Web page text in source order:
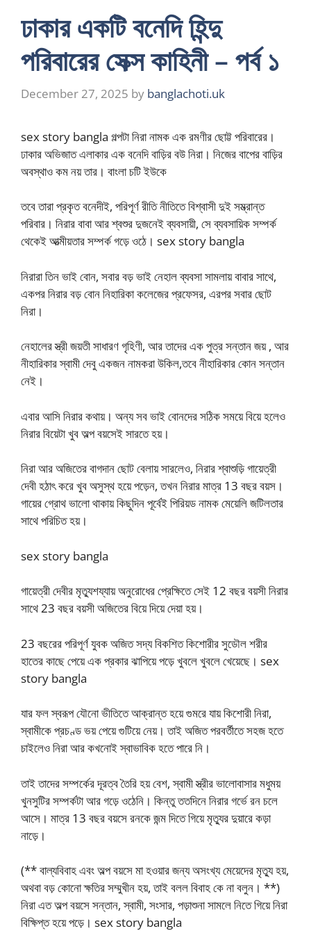
ঢাকার একটি বনেদি হিন্দু
পরিবারের সেক্স কাহিনী – পর্ব ১
December 27, 2025 by banglachoti.uk
sex story bangla গল্পটা নিরা নামক এক রমণীর ছোট্ট পরিবারের।
ঢাকার অভিজাত এলাকার এক বনেদি বাড়ির বউ নিরা। নিজের বাপের বাড়ির
অবস্থাও কম নয় তার। বাংলা চটি ইউকে
তবে তারা প্রকৃত বনেদীই, পরিপূর্ণ রীতি নীতিতে বিশ্বাসী দুই সম্ভ্রান্ত
পরিবার। নিরার বাবা আর শ্বশুর দুজনেই ব্যবসায়ী, সে ব্যবসায়িক সম্পর্ক
থেকেই আত্মীয়তার সম্পর্ক গড়ে ওঠে। sex story bangla
নিরারা তিন ভাই বোন, সবার বড় ভাই নেহাল ব্যবসা সামলায় বাবার সাথে,
একপর নিরার বড় বোন নিহারিকা কলেজের প্রফেসর, এরপর সবার ছোট
নিরা।
নেহালের স্ত্রী জয়তী সাধারণ গৃহিণী, আর তাদের এক পুত্র সন্তান জয় , আর
নীহারিকার স্বামী দেবু একজন নামকরা উকিল,তবে নীহারিকার কোন সন্তান
নেই।
এবার আসি নিরার কথায়। অন্য সব ভাই বোনদের সঠিক সময়ে বিয়ে হলেও
নিরার বিয়েটা খুব অল্প বয়সেই সারতে হয়।
নিরা আর অজিতের বাগদান ছোট বেলায় সারলেও, নিরার শ্বাশুড়ি গায়েত্রী
দেবী হঠাৎ করে খুব অসুস্থ হয়ে পড়েন, তখন নিরার মাত্র 13 বছর বয়স।
গায়ের গ্রোথ ভালো থাকায় কিছুদিন পূর্বেই পিরিয়ড নামক মেয়েলি জটিলতার
সাথে পরিচিত হয়।
sex story bangla
গায়েত্রী দেবীর মৃত্যুশয্যায় অনুরোধের প্রেক্ষিতে সেই 12 বছর বয়সী নিরার
সাথে 23 বছর বয়সী অজিতের বিয়ে দিয়ে দেয়া হয়।
23 বছরের পরিপূর্ণ যুবক অজিত সদ্য বিকশিত কিশোরীর সুডৌল শরীর
হাতের কাছে পেয়ে এক প্রকার ঝাপিয়ে পড়ে খুবলে খুবলে খেয়েছে। sex
story bangla
যার ফল স্বরূপ যৌনো ভীতিতে আক্রান্ত হয়ে গুমরে যায় কিশোরী নিরা,
স্বামীকে প্রচণ্ড ভয় পেয়ে গুটিয়ে নেয়। তাই অজিত পরবর্তীতে সহজ হতে
চাইলেও নিরা আর কখনোই স্বাভাবিক হতে পারে নি।
তাই তাদের সম্পর্কের দূরত্ব তৈরি হয় বেশ, স্বামী স্ত্রীর ভালোবাসার মধুময়
খুনসুটির সম্পর্কটা আর গড়ে ওঠেনি। কিন্তু ততদিনে নিরার গর্ভে রন চলে
আসে। মাত্র 13 বছর বয়সে রনকে জন্ম দিতে গিয়ে মৃত্যুর দুয়ারে কড়া
নাড়ে।
(** বাল্যবিবাহ এবং অল্প বয়সে মা হওয়ার জন্য অসংখ্য মেয়েদের মৃত্যু হয়,
অথবা বড় কোনো ক্ষতির সম্মুখীন হয়, তাই বলল বিবাহ কে না বলুন। **)
নিরা এত অল্প বয়সে সন্তান, স্বামী, সংসার, পড়াশুনা সামলে নিতে গিয়ে নিরা
বিক্ষিপ্ত হয়ে পড়ে। sex story bangla